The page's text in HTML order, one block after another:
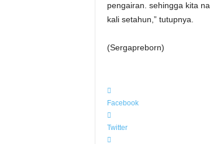
pengairan. sehingga kita
kali setahun,” tutupnya.
(Sergapreborn)
Facebook
Twitter